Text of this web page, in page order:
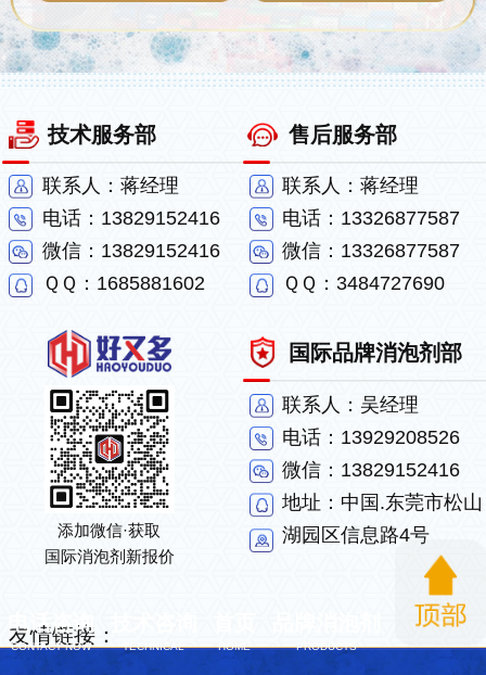
添加微信·获取
国际消泡剂新报价
国际品牌消泡剂部
联系人：吴经理
电话：13929208526
微信：13829152416
地址：中国.东莞市松山
湖园区信息路4号
技术服务部
联系人：蒋经理
电话：13829152416
微信：13829152416
ＱＱ：1685881602
售后服务部
联系人：蒋经理
电话：13326877587
微信：13326877587
ＱＱ：3484727690
友情链接：
电话咨询
CONTACT NOW TECHNICAL HOME PRODUCTS